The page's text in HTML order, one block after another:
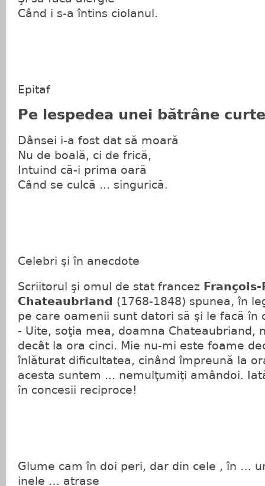
Când i s-a întins ciolanul.
Epitaf
Pe lespedea unei bătrâne
Dânsei i-a fost dat să moară
Nu de boală, ci de frică,
Intuind că-i prima oară
Când se culcă ... singurică.
Celebri şi în anecdote
Scriitorul şi omul de stat francez François-
Chateaubriand (1768-1848) spunea, în
pe care oamenii sunt datori să şi le facă în
- Uite, soţia mea, doamna Chateaubriand,
decât la ora cinci. Mie nu-mi este foame
înlăturat dificultatea, cinând împreună la
acesta suntem ... nemulţumiţi amândoi.
în concesii reciproce!
Glume cam în doi peri, dar din cele , în …
inele … atrase